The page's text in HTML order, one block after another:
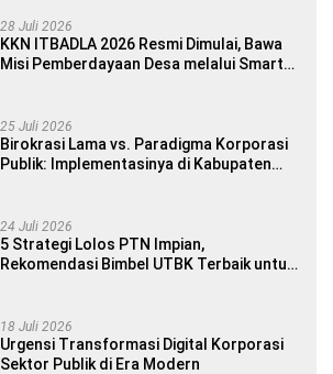
28 Juli 2026
KKN ITBADLA 2026 Resmi Dimulai, Bawa
Misi Pemberdayaan Desa melalui Smart
25 Juli 2026
Birokrasi Lama vs. Paradigma Korporasi
Publik: Implementasinya di Kabupaten
24 Juli 2026
5 Strategi Lolos PTN Impian,
Rekomendasi Bimbel UTBK Terbaik untuk
18 Juli 2026
Urgensi Transformasi Digital Korporasi
Sektor Publik di Era Modern